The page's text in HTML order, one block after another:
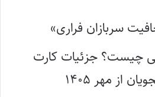
سربازان فراری»
چیست؟ جزئیات کارت
از مهر ۱۴۰۵